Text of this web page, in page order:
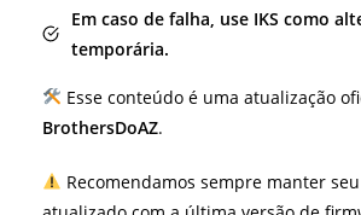
Em caso de falha, use IKS como
temporária.
Esse conteúdo é uma atualização
BrothersDoAZ.
Recomendamos sempre manter